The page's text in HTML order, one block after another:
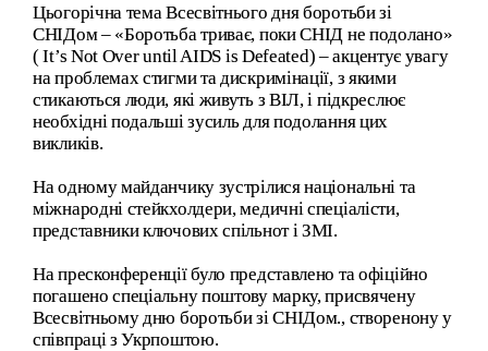
Цьогорічна тема Всесвітнього дня боротьби зі
СНІДом – «Боротьба триває, поки СНІД не подолано»
( It’s Not Over until AIDS is Defeated ) – акцентує увагу
на проблемах стигми та дискримінації, з якими
стикаються люди, які живуть з ВІЛ, і підкреслює
необхідні подальші зусиль для подолання цих
викликів.
На одному майданчику зустрілися національні та
міжнародні стейкхолдери, медичні спеціалісти,
представники ключових спільнот і ЗМІ.
На пресконференції було представлено та офіційно
погашено спеціальну поштову марку, присвячену
Всесвітньому дню боротьби зі СНІДом. , створенону у
співпраці з Укрпоштою.